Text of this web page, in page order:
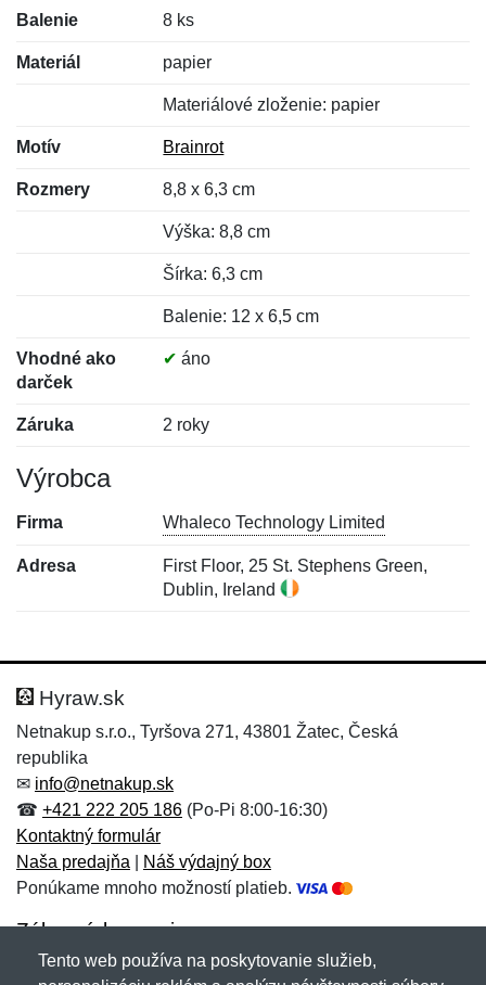
Balenie 8 ks
Materiál papier
Materiálové zloženie: papier
Motív Brainrot
Rozmery 8,8 x 6,3 cm
Výška: 8,8 cm
Šírka: 6,3 cm
Balenie: 12 x 6,5 cm
Vhodné ako
darček
✔ áno
Záruka 2 roky
Výrobca
Firma Whaleco Technology Limited
Adresa
First Floor, 25 St. Stephens Green,
Dublin, Ireland
Hodnotenie:
Meno:*
E-mail:
Meno:
E-mail:*
Správa*
Hyraw.sk
Netnakup s.r.o., Tyršova 271, 43801 Žatec, Česká
republika
✉ info@netnakup.sk
☎ +421 222 205 186 (Po-Pi 8:00-16:30)
Kontaktný formulár
Naša predajňa
Náš výdajný box
Ponúkame mnoho možností platieb.
Zákaznícky servis
Novinky emailom
Tento web používa na poskytovanie služieb,